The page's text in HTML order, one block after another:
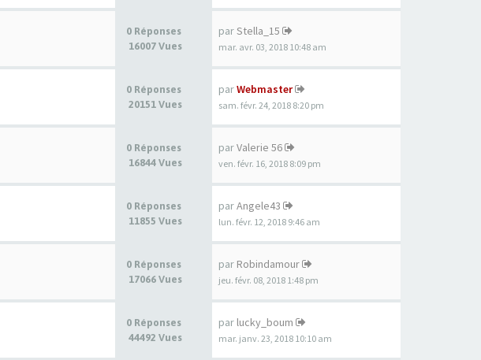
0 Réponses
16007 Vues
parStella_15
mar. avr. 03, 2018 10:48 am
0 Réponses
20151 Vues
parWebmaster
sam. févr. 24, 2018 8:20 pm
0 Réponses
16844 Vues
parValerie 56
ven. févr. 16, 2018 8:09 pm
0 Réponses
11855 Vues
parAngele43
lun. févr. 12, 2018 9:46 am
0 Réponses
17066 Vues
par Robindamour
jeu. févr. 08, 2018 1:48 pm
0 Réponses
44492 Vues
par lucky_boum
mar. janv. 23, 2018 10:10 am